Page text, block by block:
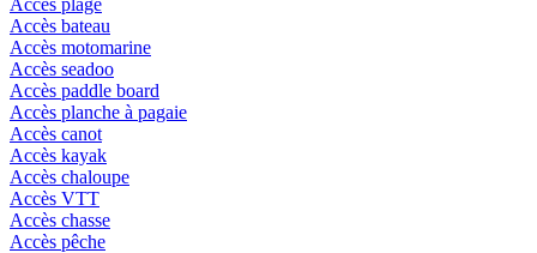
Accès bateau
Accès motomarine
Accès seadoo
Accès paddle board
Accès planche à pagaie
Accès canot
Accès kayak
Accès chaloupe
Accès VTT
Accès chasse
Accès pêche